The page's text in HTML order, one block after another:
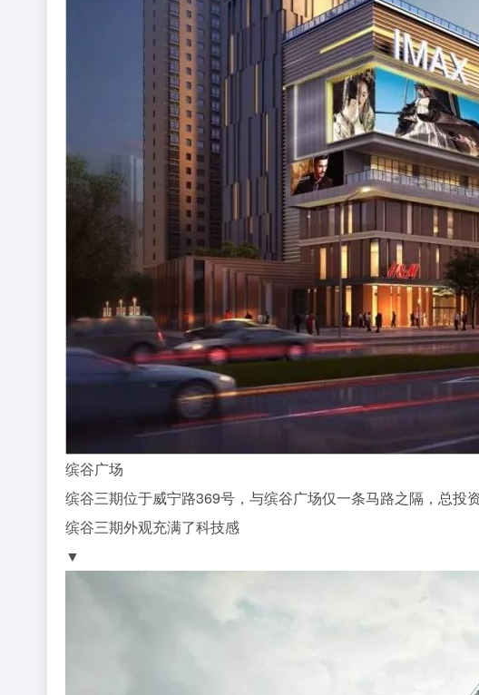
缤谷广场
缤谷三期位于威宁路369号，与缤谷广场仅一条马路之隔，总投
缤谷三期外观充满了科技感
▼